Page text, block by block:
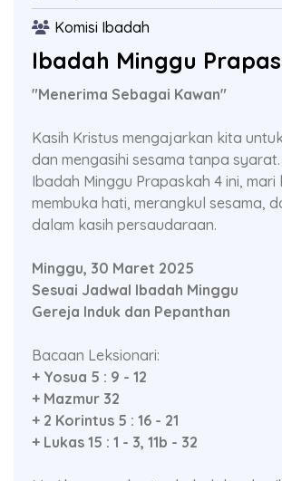
Komisi Ibadah
Ibadah Minggu
"Menerima Sebagai Kawan"
Kasih Kristus mengajarkan kita
dan mengasihi sesama tanpa
Ibadah Minggu Prapaskah 4 ini,
membuka hati, merangkul sesama,
dalam kasih persaudaraan.
Minggu, 30 Maret 2025
Sesuai Jadwal Ibadah Minggu
Gereja Induk dan Pepanthan
Bacaan Leksionari:
+ Yosua 5 : 9 - 12
+ Mazmur 32
+ 2 Korintus 5 : 16 - 21
+ Lukas 15 : 1 - 3, 11b - 32